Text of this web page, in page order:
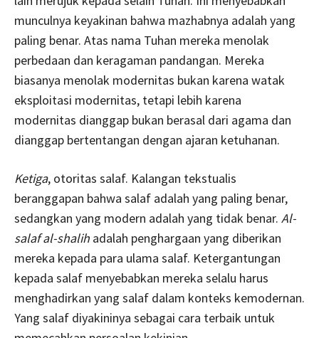
munculnya keyakinan bahwa mazhabnya adalah yang
paling benar. Atas nama Tuhan mereka menolak
perbedaan dan keragaman pandangan. Mereka
biasanya menolak modernitas bukan karena watak
eksploitasi modernitas, tetapi lebih karena
modernitas dianggap bukan berasal dari agama dan
dianggap bertentangan dengan ajaran ketuhanan.
Ketiga, otoritas salaf. Kalangan tekstualis
beranggapan bahwa salaf adalah yang paling benar,
sedangkan yang modern adalah yang tidak benar. Al-
salaf al-shalih adalah penghargaan yang diberikan
mereka kepada para ulama salaf. Ketergantungan
kepada salaf menyebabkan mereka selalu harus
menghadirkan yang salaf dalam konteks kemodernan.
Yang salaf diyakininya sebagai cara terbaik untuk